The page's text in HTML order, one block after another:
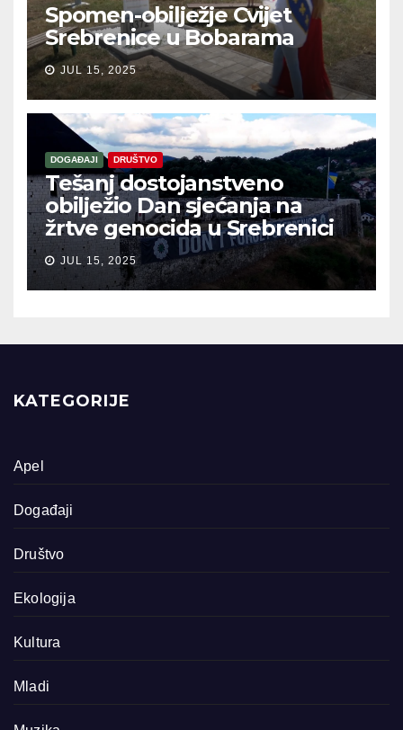
Spomen-obilježje Cvijet
Srebrenice u Bobarama
JUL 15, 2025
DOGAĐAJI DRUŠTVO
Tešanj dostojanstveno
obilježio Dan sjećanja na
žrtve genocida u Srebrenici
JUL 15, 2025
KATEGORIJE
Apel
Događaji
Društvo
Ekologija
Kultura
Mladi